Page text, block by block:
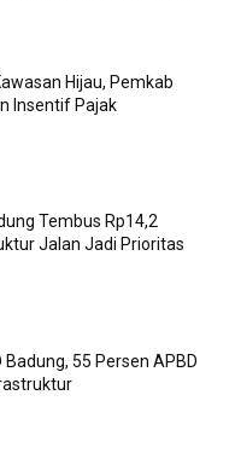
Hijau, Pemkab
Insentif Pajak
Tembus Rp14,2
Jalan Jadi Prioritas
Badung, 55 Persen APBD